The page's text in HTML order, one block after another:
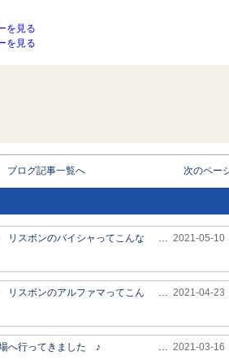
を見る
を見る
ブログ記事一覧へ 次のペー
リスボンのバイシャってこんな
… 2021-05-10
リスボンのアルファマってこん
… 2021-04-23
へ行ってきました ♪ … 2021-03-16